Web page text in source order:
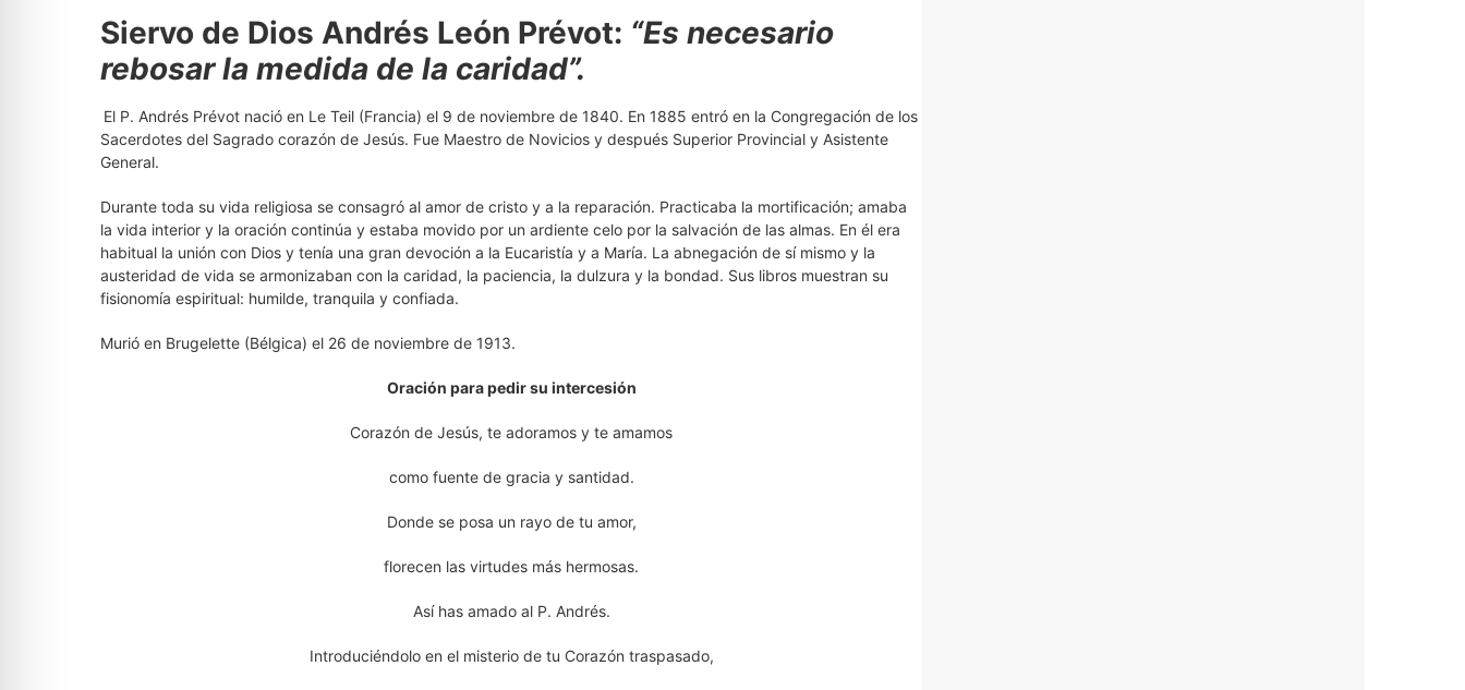
Siervo de Dios Andrés León Prévot: “Es necesario
rebosar la medida de la caridad”.
El P. Andrés Prévot nació en Le Teil (Francia) el 9 de noviembre de 1840. En 1885 entró en la Congregación de los
Sacerdotes del Sagrado corazón de Jesús. Fue Maestro de Novicios y después Superior Provincial y Asistente
General.
Durante toda su vida religiosa se consagró al amor de cristo y a la reparación. Practicaba la mortificación; amaba
la vida interior y la oración continúa y estaba movido por un ardiente celo por la salvación de las almas. En él era
habitual la unión con Dios y tenía una gran devoción a la Eucaristía y a María. La abnegación de sí mismo y la
austeridad de vida se armonizaban con la caridad, la paciencia, la dulzura y la bondad. Sus libros muestran su
fisionomía espiritual: humilde, tranquila y confiada.
Murió en Brugelette (Bélgica) el 26 de noviembre de 1913.
Oración para pedir su intercesión
Corazón de Jesús, te adoramos y te amamos
como fuente de gracia y santidad.
Donde se posa un rayo de tu amor,
florecen las virtudes más hermosas.
Así has amado al P. Andrés.
Introduciéndolo en el misterio de tu Corazón traspasado,